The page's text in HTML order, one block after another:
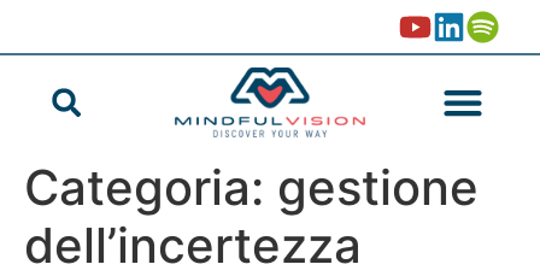
Categoria: gestione
dell’incertezza